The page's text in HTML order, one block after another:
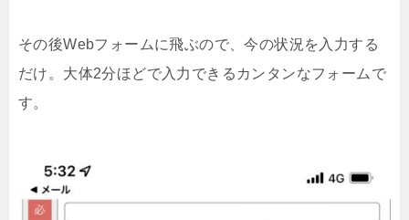
その後Webフォームに飛ぶので、今の状況を入力する
だけ。大体2分ほどで入力できるカンタンなフォームで
す。